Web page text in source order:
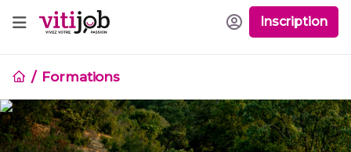
Inscription
Formations